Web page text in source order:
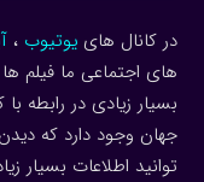
در کانال هاییوتیوب ،
های اجتماعی ما فیلم
بسیار زیادی در رابطه
جهان وجود دارد که
توانید اطلاعات بسیار